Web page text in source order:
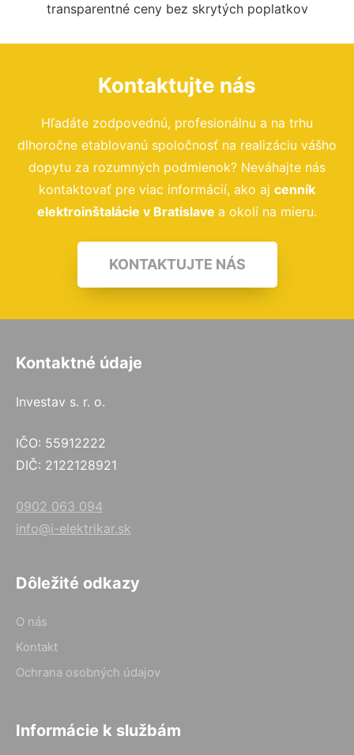
transparentné ceny bez skrytých poplatkov
Kontaktujte nás
Hľadáte zodpovednú, profesionálnu a na trhu
dlhoročne etablovanú spoločnosť na realizáciu vášho
dopytu za rozumných podmienok? Neváhajte nás
kontaktovať pre viac informácií, ako aj cenník
elektroinštalácie v Bratislave a okolí na mieru.
KONTAKTUJTE NÁS
Kontaktné údaje
Investav s. r. o.
IČO: 55912222
DIČ: 2122128921
0902 063 094
info@i-elektrikar.sk
Dôležité odkazy
O nás
Kontakt
Ochrana osobných údajov
Informácie k službám